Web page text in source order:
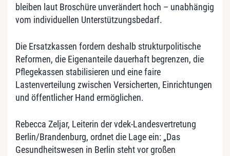
bleiben laut Broschüre unverändert hoch – unabhängig
vom individuellen Unterstützungsbedarf.
Die Ersatzkassen fordern deshalb strukturpolitische
Reformen, die Eigenanteile dauerhaft begrenzen, die
Pflegekassen stabilisieren und eine faire
Lastenverteilung zwischen Versicherten, Einrichtungen
und öffentlicher Hand ermöglichen.
Rebecca Zeljar, Leiterin der vdek-Landesvertretung
Berlin/Brandenburg, ordnet die Lage ein: „Das
Gesundheitswesen in Berlin steht vor großen